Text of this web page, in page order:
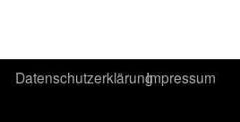
DatenschutzerklärungImpressum